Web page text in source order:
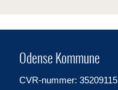
Odense Kommune
CVR-nummer: 35209115